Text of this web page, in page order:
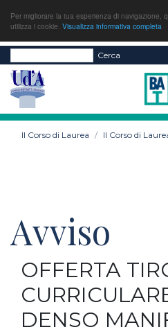
Per migliorare la tua esperienza di navigazione,
utilizza i cookie. Visualizza informativa completa
Cerca
Il Corso di Laurea Il Corso di
Avviso
OFFERTA
DENSO